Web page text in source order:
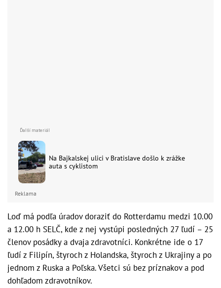
Na Bajkalskej ulici v Bratislave došlo k zrážke
auta s cyklistom
Reklama
Loď má podľa úradov doraziť do Rotterdamu medzi 10.00
a 12.00 h SELČ, kde z nej vystúpi posledných 27 ľudí – 25
členov posádky a dvaja zdravotníci. Konkrétne ide o 17
ľudí z Filipín, štyroch z Holandska, štyroch z Ukrajiny a po
jednom z Ruska a Poľska. Všetci sú bez príznakov a pod
dohľadom zdravotníkov.